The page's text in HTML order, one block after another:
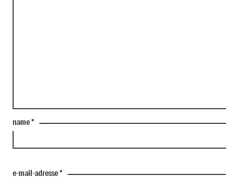
name*
e-mail-adresse*